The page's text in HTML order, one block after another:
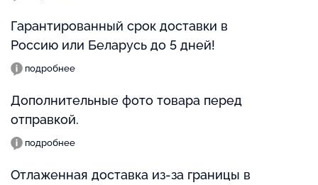
Гарантированный срок доставки в
Россию или Беларусь до 5 дней!
подробнее
Дополнительные фото товара перед
отправкой.
подробнее
Отлаженная доставка из-за границы в